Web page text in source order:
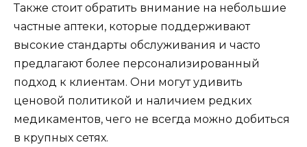
Также стоит обратить внимание на небольшие
частные аптеки, которые поддерживают
высокие стандарты обслуживания и часто
предлагают более персонализированный
подход к клиентам. Они могут удивить
ценовой политикой и наличием редких
медикаментов, чего не всегда можно добиться
в крупных сетях.